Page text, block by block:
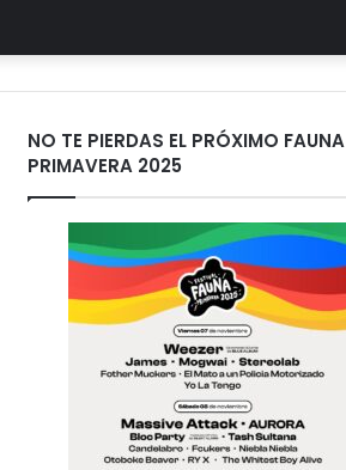
NO TE PIERDAS EL PRÓXIMO FAUNA
PRIMAVERA 2025